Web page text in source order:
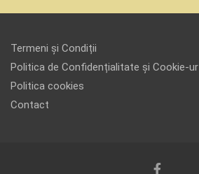
Termeni și Condiții
Politica de Confidențialitate și Cookie-ur
Politica cookies
Contact